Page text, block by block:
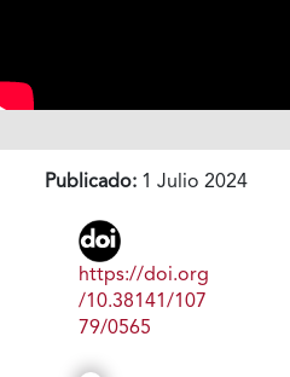
Publicado: 1 Julio 2024
https://doi.org
/10.38141/107
79/0565